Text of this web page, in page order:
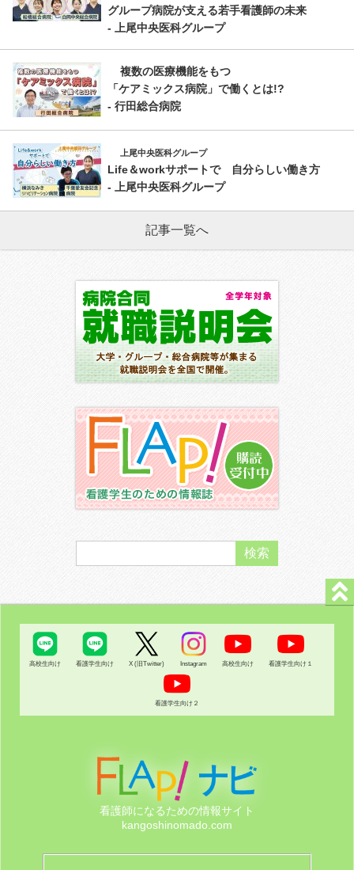
グループ病院が支える若手看護師の未来
- 上尾中央医科グループ
複数の医療機能をもつ
「ケアミックス病院」で働くとは!?
- 行田総合病院
上尾中央医科グループ
Life＆workサポートで 自分らしい働き方
- 上尾中央医科グループ
記事一覧へ
高校生向け 看護学生向け X (旧Twitter) Instagram 高校生向け 看護学生向け１
看護学生向け２
看護師になるための情報サイト
kangoshinomado.com